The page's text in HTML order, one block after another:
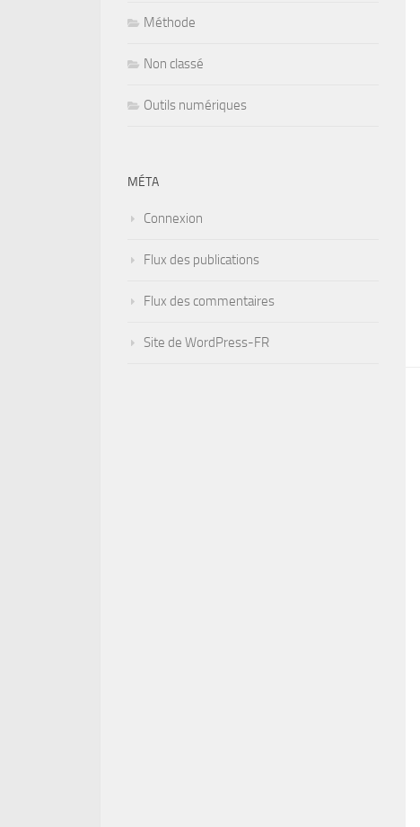
Méthode
Non classé
Outils numériques
MÉTA
Connexion
Flux des publications
Flux des commentaires
Site de WordPress-FR